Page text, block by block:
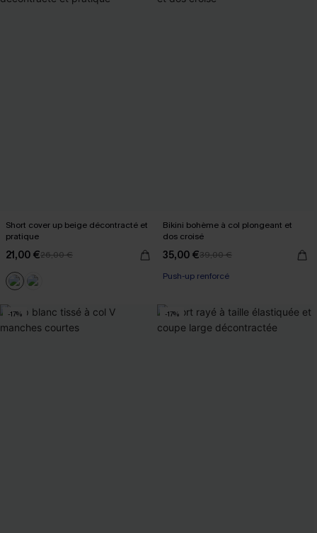
Short cover up beige décontracté et
pratique
21,00 €26,00 €
Bikini bohème à col plongeant et
dos croisé
35,00 €39,00 €
Push-up renforcé
-17% -17%